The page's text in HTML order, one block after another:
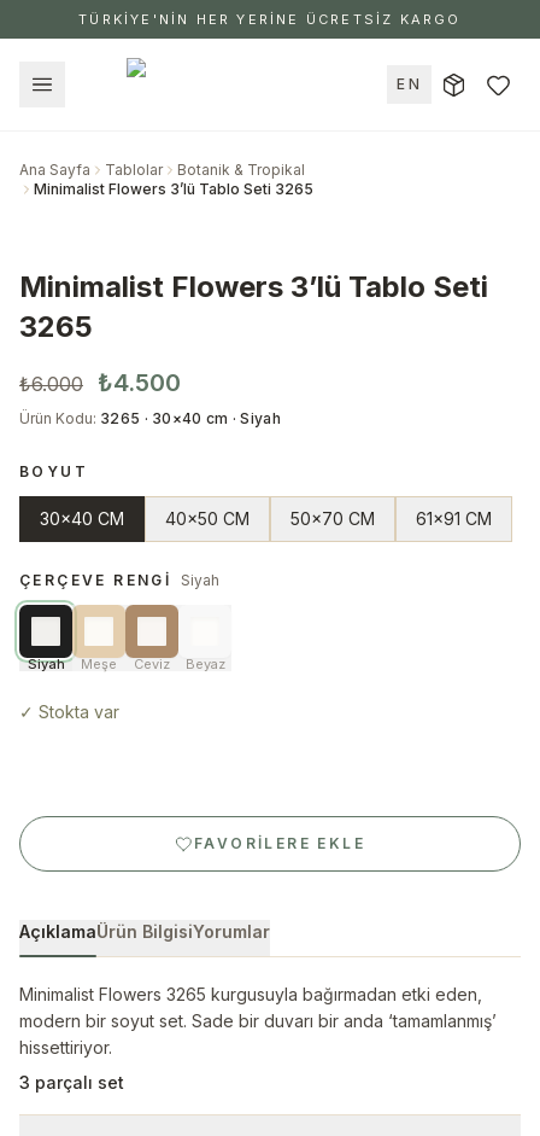
TÜRKİYE'NİN HER YERİNE ÜCRETSİZ KARGO
EN
Ana Sayfa Tablolar
Botanik & Tropikal
Minimalist Flowers 3’lü Tablo Seti 3265
Minimalist Flowers 3’lü Tablo Seti
3265
₺6.000 ₺4.500
Ürün Kodu: 3265 · 30×40 cm · Siyah
BOYUT
30x40 CM 40x50 CM 50x70 CM 61x91 CM
ÇERÇEVE RENGI Siyah
Siyah Meşe Ceviz Beyaz
✓ Stokta var
FAVORILERE EKLE
AçıklamaÜrün BilgisiYorumlar
Minimalist Flowers 3265 kurgusuyla bağırmadan etki eden,
modern bir soyut set. Sade bir duvarı bir anda ‘tamamlanmış’
hissettiriyor.
3 parçalı set